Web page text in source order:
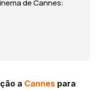
de Cannes:
a Cannes para